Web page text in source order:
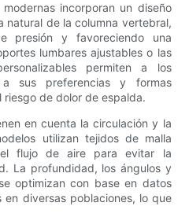
incorporan un diseño
natural de la columna vertebral,
presión y favoreciendo una
lumbares ajustables o las
permiten a los
sus preferencias y formas
de dolor de espalda.
en cuenta la circulación y la
utilizan tejidos de malla
el flujo de aire para evitar la
La profundidad, los ángulos y
optimizan con base en datos
diversas poblaciones, lo que